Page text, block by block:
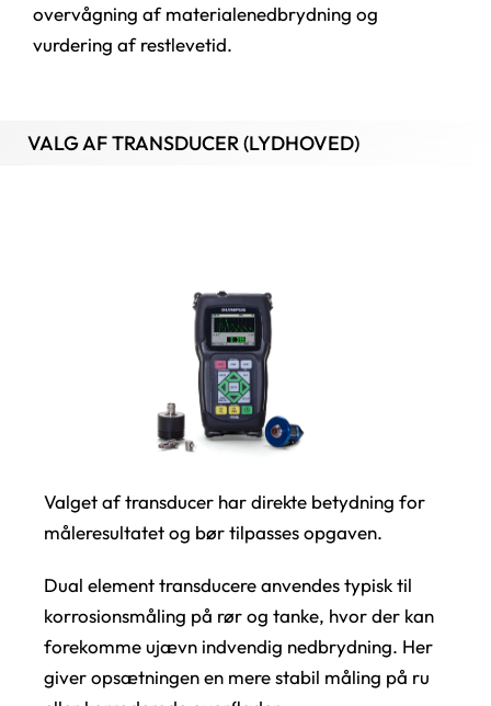
overvågning af materialenedbrydning og
vurdering af restlevetid.
VALG AF TRANSDUCER (LYDHOVED)
Valget af transducer har direkte betydning for
måleresultatet og bør tilpasses opgaven.
Dual element transducere anvendes typisk til
korrosionsmåling på rør og tanke, hvor der kan
forekomme ujævn indvendig nedbrydning. Her
giver opsætningen en mere stabil måling på ru